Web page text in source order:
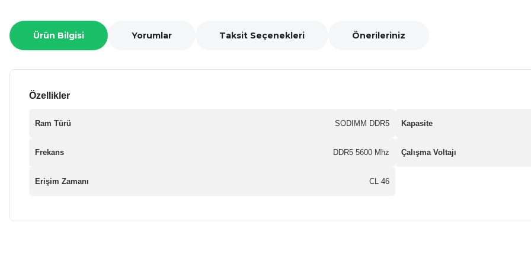
Ürün Bilgisi Yorumlar Taksit Seçenekleri Önerileriniz
Özellikler
Ram Türü SODIMM DDR5 Kapasite
Frekans DDR5 5600 Mhz Çalışma Voltajı
Erişim Zamanı CL 46